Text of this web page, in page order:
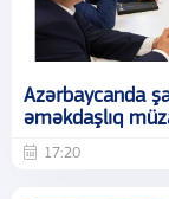
Azərbaycanda
əməkdaşlıq
17:20